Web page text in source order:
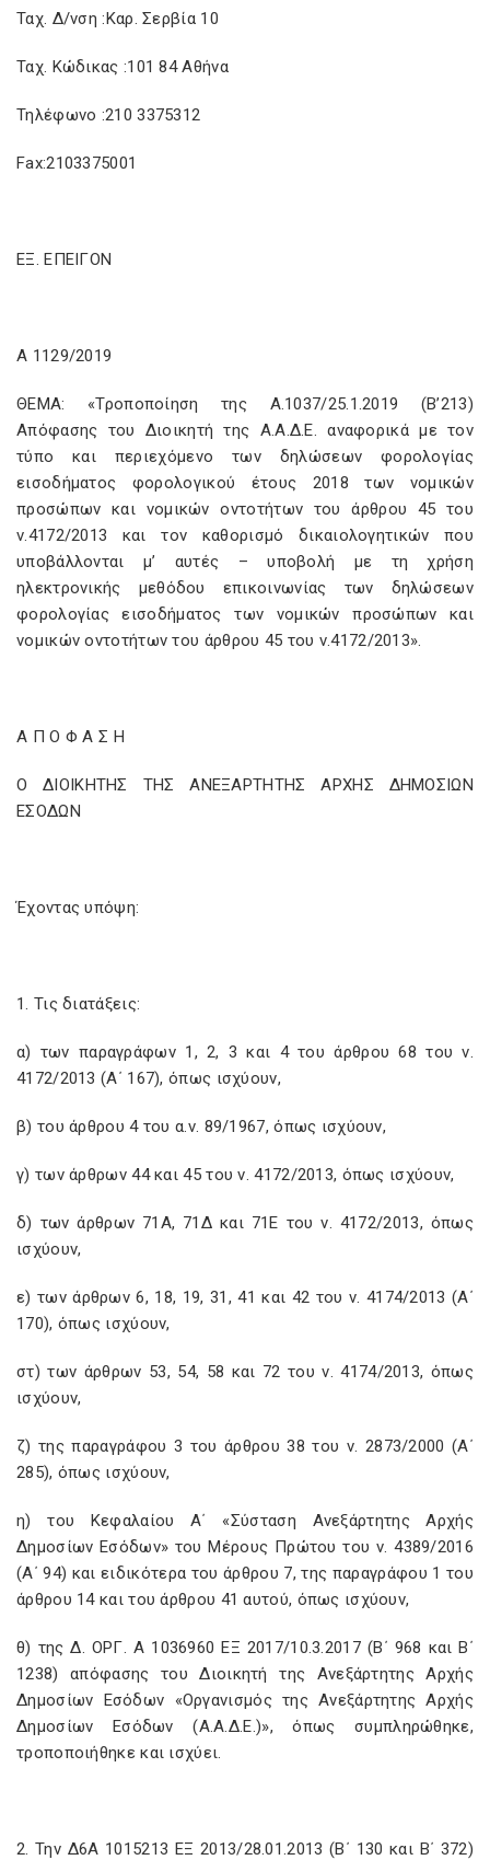
Ταχ. Δ/νση :Καρ. Σερβία 10
Ταχ. Κώδικας :101 84 Αθήνα
Τηλέφωνο :210 3375312
Fax:2103375001
ΕΞ. ΕΠΕΙΓΟΝ
Α 1129/2019
ΘΕΜΑ: «Τροποποίηση της Α.1037/25.1.2019 (Β’213)
Απόφασης του Διοικητή της Α.Α.Δ.Ε. αναφορικά με τον
τύπο και περιεχόμενο των δηλώσεων φορολογίας
εισοδήματος φορολογικού έτους 2018 των νομικών
προσώπων και νομικών οντοτήτων του άρθρου 45 του
ν.4172/2013 και τον καθορισμό δικαιολογητικών που
υποβάλλονται μ’ αυτές – υποβολή με τη χρήση
ηλεκτρονικής μεθόδου επικοινωνίας των δηλώσεων
φορολογίας εισοδήματος των νομικών προσώπων και
νομικών οντοτήτων του άρθρου 45 του ν.4172/2013».
Α Π Ο Φ Α Σ Η
O ΔΙΟΙΚΗΤΗΣ ΤΗΣ ΑΝΕΞΑΡΤΗΤΗΣ ΑΡΧΗΣ ΔΗΜΟΣΙΩΝ
ΕΣΟΔΩΝ
Έχοντας υπόψη:
1. Τις διατάξεις:
α) των παραγράφων 1, 2, 3 και 4 του άρθρου 68 του ν.
4172/2013 (Α΄ 167), όπως ισχύουν,
β) του άρθρου 4 του α.ν. 89/1967, όπως ισχύουν,
γ) των άρθρων 44 και 45 του ν. 4172/2013, όπως ισχύουν,
δ) των άρθρων 71Α, 71Δ και 71Ε του ν. 4172/2013, όπως
ισχύουν,
ε) των άρθρων 6, 18, 19, 31, 41 και 42 του ν. 4174/2013 (Α΄
170), όπως ισχύουν,
στ) των άρθρων 53, 54, 58 και 72 του ν. 4174/2013, όπως
ισχύουν,
ζ) της παραγράφου 3 του άρθρου 38 του ν. 2873/2000 (Α΄
285), όπως ισχύουν,
η) του Κεφαλαίου Α΄ «Σύσταση Ανεξάρτητης Αρχής
Δημοσίων Εσόδων» του Μέρους Πρώτου του ν. 4389/2016
(Α΄ 94) και ειδικότερα του άρθρου 7, της παραγράφου 1 του
άρθρου 14 και του άρθρου 41 αυτού, όπως ισχύουν,
θ) της Δ. ΟΡΓ. Α 1036960 ΕΞ 2017/10.3.2017 (Β΄ 968 και Β΄
1238) απόφασης του Διοικητή της Ανεξάρτητης Αρχής
Δημοσίων Εσόδων «Οργανισμός της Ανεξάρτητης Αρχής
Δημοσίων Εσόδων (Α.Α.Δ.Ε.)», όπως συμπληρώθηκε,
τροποποιήθηκε και ισχύει.
2. Την Δ6Α 1015213 ΕΞ 2013/28.01.2013 (Β΄ 130 και Β΄ 372)